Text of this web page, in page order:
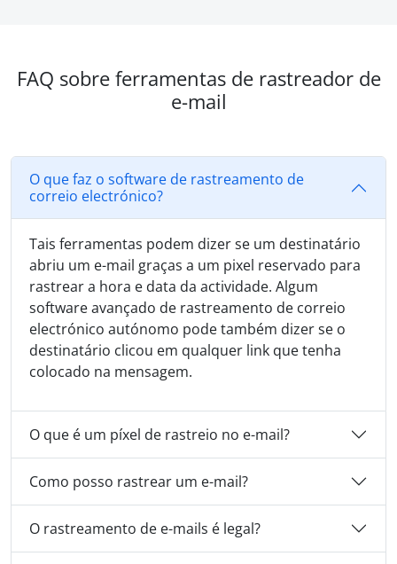
FAQ sobre ferramentas de rastreador de
e-mail
O que faz o software de rastreamento de
correio electrónico?
Tais ferramentas podem dizer se um destinatário
abriu um e-mail graças a um pixel reservado para
rastrear a hora e data da actividade. Algum
software avançado de rastreamento de correio
electrónico autónomo pode também dizer se o
destinatário clicou em qualquer link que tenha
colocado na mensagem.
O que é um píxel de rastreio no e-mail?
Como posso rastrear um e-mail?
O rastreamento de e-mails é legal?